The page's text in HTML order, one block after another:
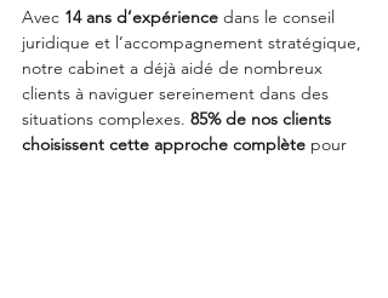
Avec 14 ans d’expérience dans le conseil
juridique et l’accompagnement stratégique,
notre cabinet a déjà aidé de nombreux
clients à naviguer sereinement dans des
situations complexes. 85% de nos clients
choisissent cette approche complète pour